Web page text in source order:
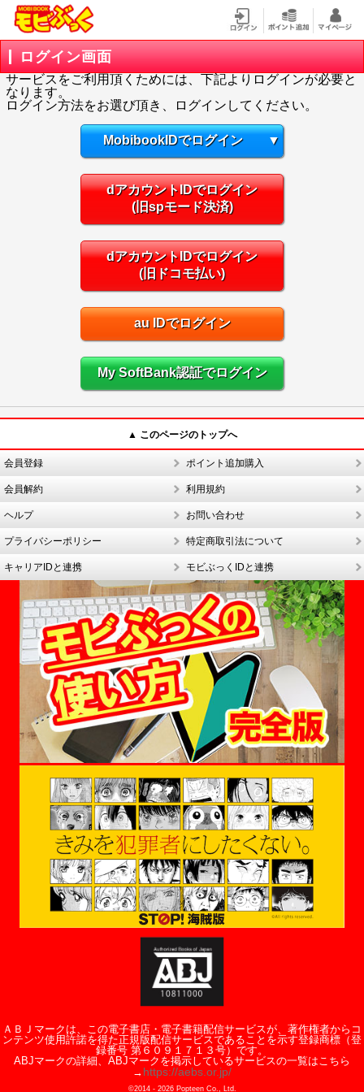
ログイン画面
サービスをご利用頂くためには、下記よりログインが必要と
なります。
ログイン方法をお選び頂き、ログインしてください。
MobibookIDでログイン ▼
dアカウントIDでログイン
(旧spモード決済)
dアカウントIDでログイン
(旧ドコモ払い)
au IDでログイン
My SoftBank認証でログイン
▲ このページのトップへ
会員登録 ポイント追加購入
会員解約 利用規約
ヘルプ お問い合わせ
プライバシーポリシー 特定商取引法について
キャリアIDと連携 モビぶっくIDと連携
ＡＢＪマークは、この電子書店・電子書籍配信サービスが、著作権者からコ
ンテンツ使用許諾を得た正規版配信サービスであることを示す登録商標（登
録番号 第６０９１７１３号）です。
ABJマークの詳細、ABJマークを掲示しているサービスの一覧はこちら
→ https://aebs.or.jp/
©2014 - 2026Popteen Co., Ltd.